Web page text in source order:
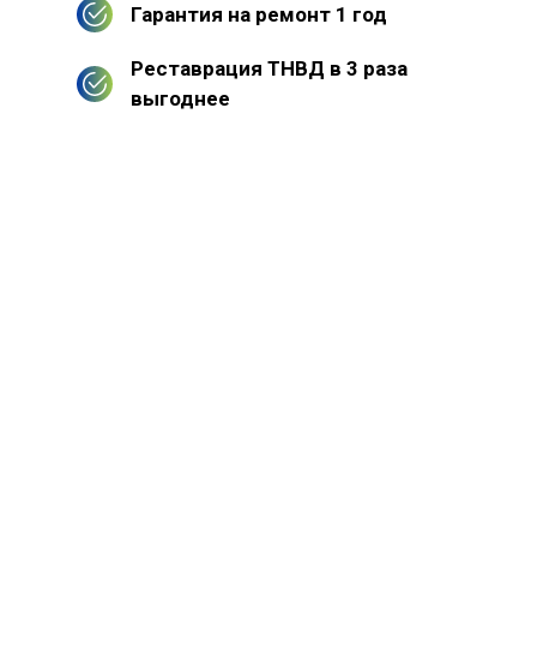
Гарантия на ремонт 1 год
Реставрация ТНВД в 3 раза
выгоднее